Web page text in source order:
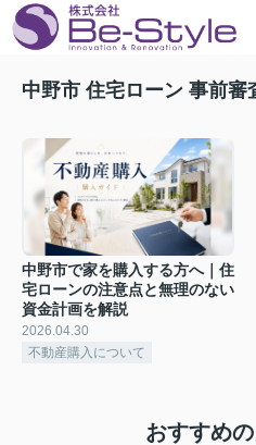
中野市 住宅ローン 事前審
中野市で家を購入する方へ｜住
宅ローンの注意点と無理のない
資金計画を解説
2026.04.30
不動産購入について
おすすめ